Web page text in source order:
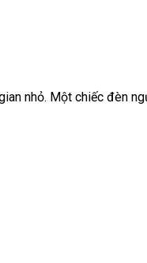
nhỏ. Một chiếc đèn